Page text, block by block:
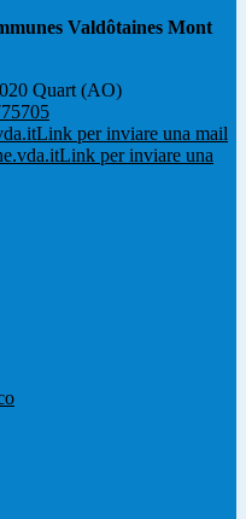
Valdôtaines Mont
Quart (AO)
Link per inviare una mail
Link per inviare una